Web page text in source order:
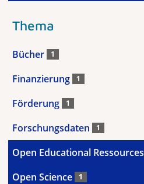
Thema
Bücher 1
Finanzierung 1
Förderung 1
Forschungsdaten 1
Open Educational Ressources
Open Science 1